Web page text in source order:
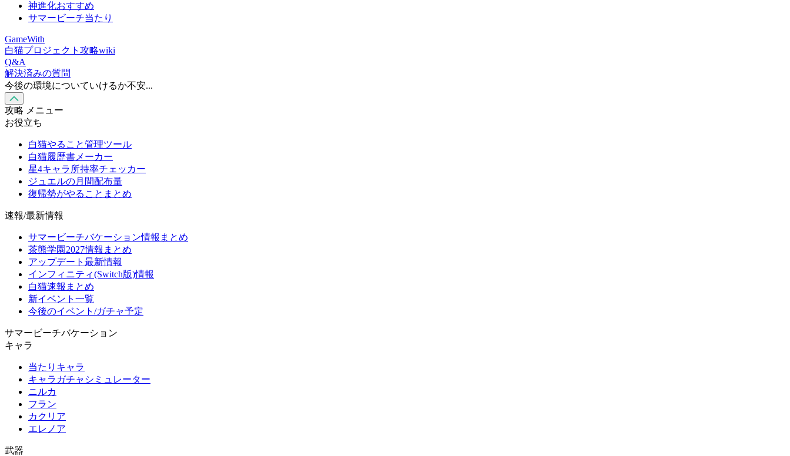
神進化おすすめ
サマービーチ当たり
GameWith
白猫プロジェクト攻略wiki
Q&A
解決済みの質問
今後の環境についていけるか不安...
攻略 メニュー
お役立ち
白猫やること管理ツール
白猫履歴書メーカー
星4キャラ所持率チェッカー
ジュエルの月間配布量
復帰勢がやることまとめ
速報/最新情報
サマービーチバケーション情報まとめ
茶熊学園2027情報まとめ
アップデート最新情報
インフィニティ(Switch版)情報
白猫速報まとめ
新イベント一覧
今後のイベント/ガチャ予定
サマービーチバケーション
キャラ
当たりキャラ
キャラガチャシミュレーター
ニルカ
フラン
カクリア
エレノア
武器